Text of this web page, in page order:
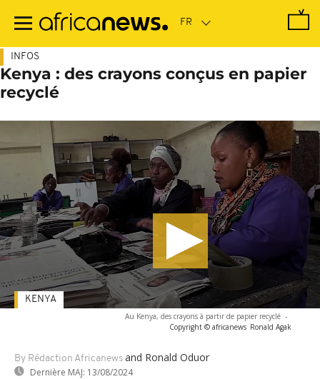
contenu
INFOS
Kenya : des crayons conçus en papier
recyclé
Au Kenya, des crayons à partir de papier recyclé -
Copyright © africanews Ronald Agak
By Rédaction Africanews and Ronald Oduor
Dernière MAJ: 13/08/2024
KENYA